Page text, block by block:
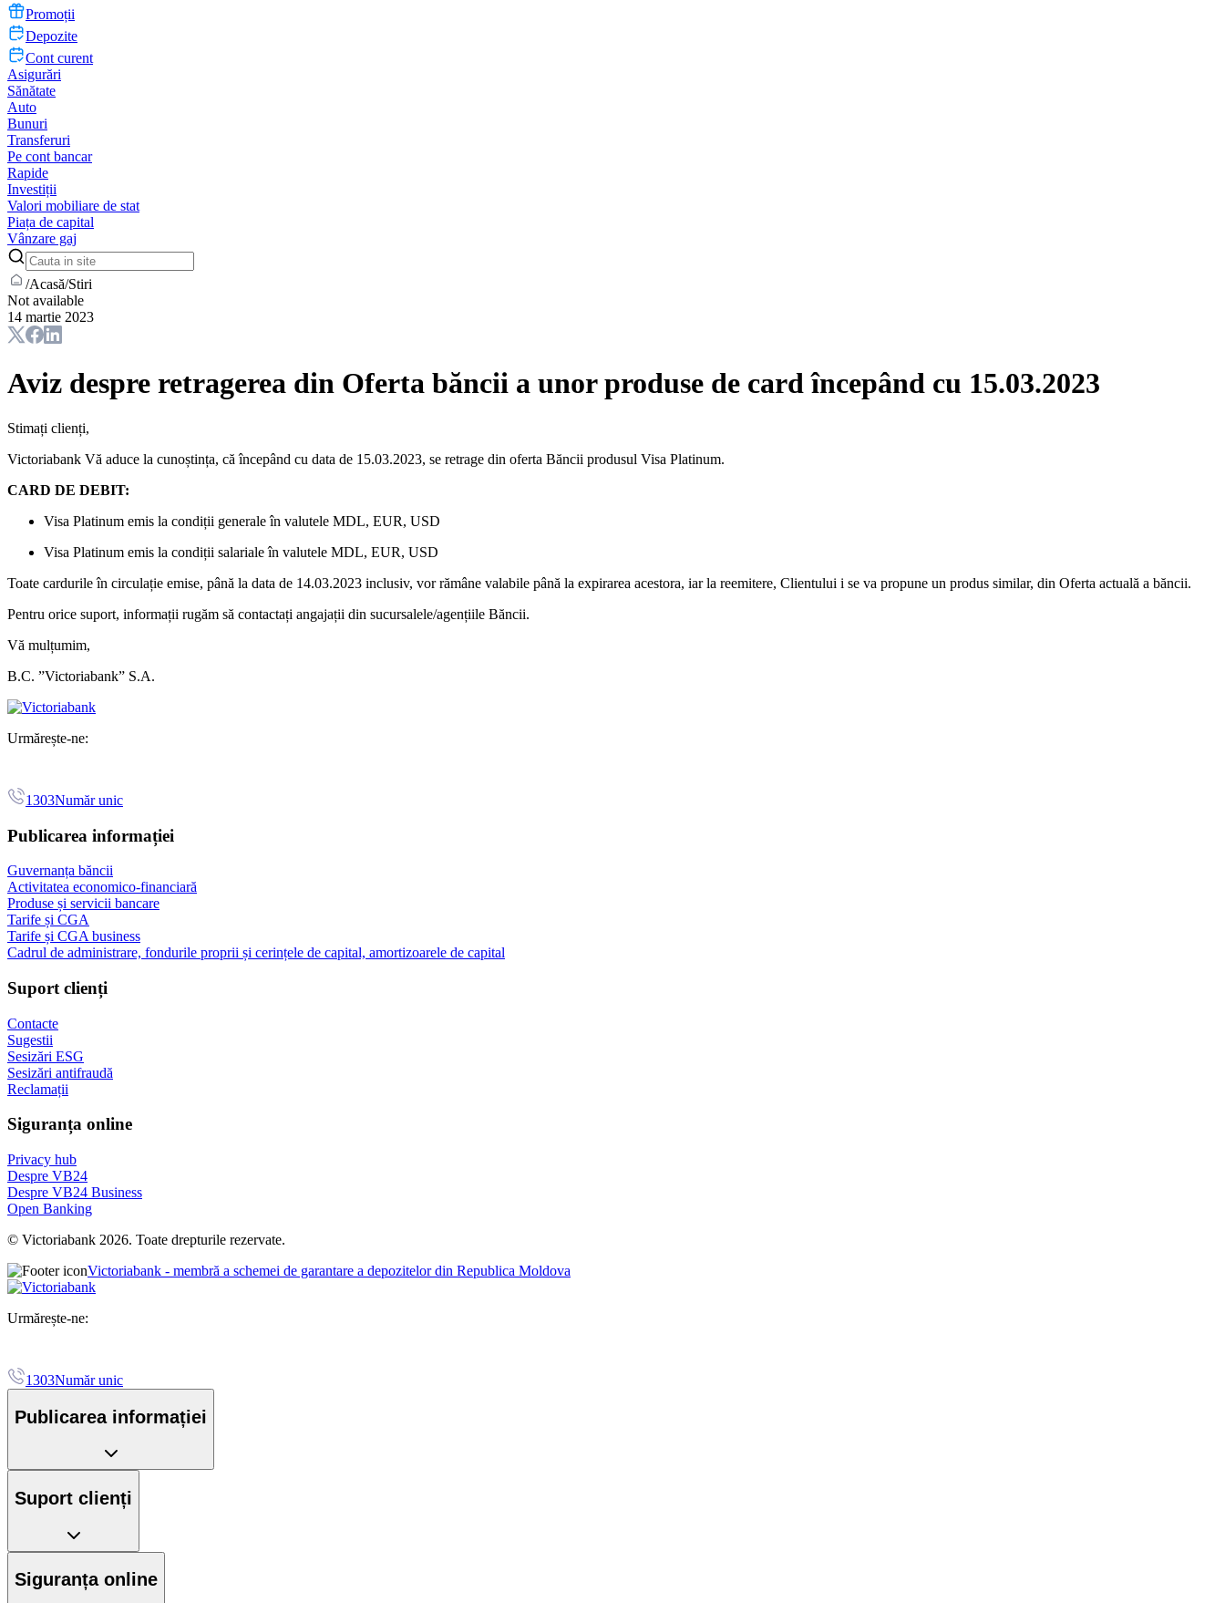
Promoții
Depozite
Cont curent
Asigurări
Sănătate
Auto
Bunuri
Transferuri
Pe cont bancar
Rapide
Investiții
Valori mobiliare de stat
Piața de capital
Vânzare gaj
/Acasă/Stiri
Not available
14 martie 2023
Aviz despre retragerea din Oferta băncii a unor produse de card începând cu 15.03.2023
Stimați clienți,
Victoriabank Vă aduce la cunoștința, că începând cu data de 15.03.2023, se retrage din oferta Băncii produsul Visa Platinum.
CARD DE DEBIT:
Visa Platinum emis la condiții generale în valutele MDL, EUR, USD
Visa Platinum emis la condiții salariale în valutele MDL, EUR, USD
Toate cardurile în circulație emise, până la data de 14.03.2023 inclusiv, vor rămâne valabile până la expirarea acestora, iar la reemitere, Clientului i se va propune un produs similar, din Oferta actuală a băncii.
Pentru orice suport, informații rugăm să contactați angajații din sucursalele/agențiile Băncii.
Vă mulțumim,
B.C. ”Victoriabank” S.A.
Urmărește-ne:
1303Număr unic
Publicarea informației
Guvernanța băncii
Activitatea economico-financiară
Produse și servicii bancare
Tarife și CGA
Tarife și CGA business
Cadrul de administrare, fondurile proprii și cerințele de capital, amortizoarele de capital
Suport clienți
Contacte
Sugestii
Sesizări ESG
Sesizări antifraudă
Reclamații
Siguranța online
Privacy hub
Despre VB24
Despre VB24 Business
Open Banking
© Victoriabank 2026. Toate drepturile rezervate.
Victoriabank - membră a schemei de garantare a depozitelor din Republica Moldova
Urmărește-ne:
1303Număr unic
Publicarea informației
Suport clienți
Siguranța online